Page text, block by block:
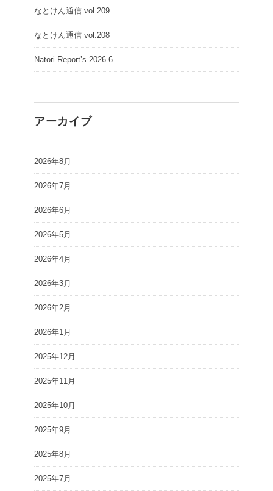
なとけん通信 vol.209
なとけん通信 vol.208
Natori Report’s 2026.6
アーカイブ
2026年8月
2026年7月
2026年6月
2026年5月
2026年4月
2026年3月
2026年2月
2026年1月
2025年12月
2025年11月
2025年10月
2025年9月
2025年8月
2025年7月